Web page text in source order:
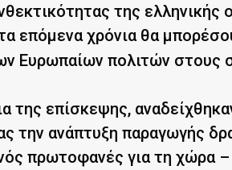
της ελληνικής
επόμενα χρόνια θα
Ευρωπαίων πολιτών στους
της επίσκεψης,
την ανάπτυξη παραγωγής
πρωτοφανές για τη χώρα